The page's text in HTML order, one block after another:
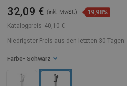
Katalogpreis: 40,10 €
32,09 € (inkl. MwSt.) 19,98%
Niedrigster Preis aus den letzten 30 Tagen:
Farbe - Schwarz